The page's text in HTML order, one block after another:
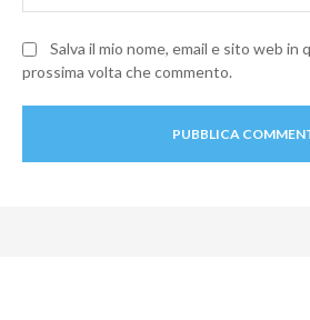
Salva il mio nome, email e sito web in
prossima volta che commento.